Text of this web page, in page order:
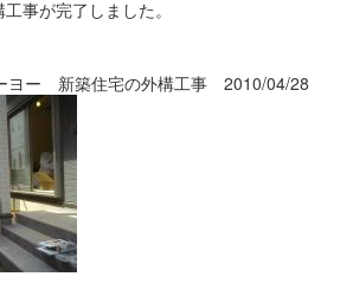
事が完了しました。